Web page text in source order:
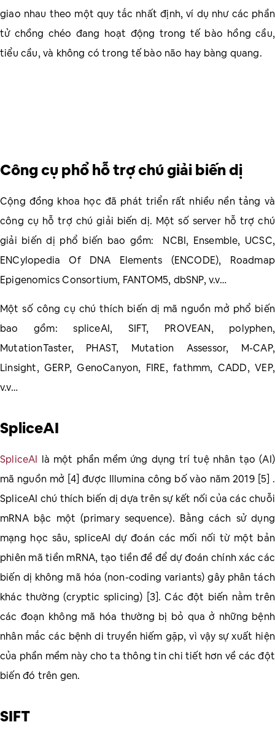
giao nhau theo một quy tắc nhất định, ví dụ như các phần
tử chồng chéo đang hoạt động trong tế bào hồng cầu,
tiểu cầu, và không có trong tế bào não hay bàng quang.
Công cụ phổ hỗ trợ chú giải biến dị
Cộng đồng khoa học đã phát triển rất nhiều nền tảng và
công cụ hỗ trợ chú giải biến dị. Một số server hỗ trợ chú
giải biến dị phổ biến bao gồm: NCBI, Ensemble, UCSC,
ENCylopedia Of DNA Elements (ENCODE), Roadmap
Epigenomics Consortium, FANTOM5, dbSNP, v.v…
Một số công cụ chú thích biến dị mã nguồn mở phổ biến
bao gồm: spliceAI, SIFT, PROVEAN, polyphen,
MutationTaster, PHAST, Mutation Assessor, M-CAP,
Linsight, GERP, GenoCanyon, FIRE, fathmm, CADD, VEP,
v.v…
SpliceAI
SpliceAI là một phần mềm ứng dụng trí tuệ nhân tạo (AI)
mã nguồn mở [4] được Illumina công bố vào năm 2019 [5] .
SpliceAI chú thích biến dị dựa trên sự kết nối của các chuỗi
mRNA bậc một (primary sequence). Bằng cách sử dụng
mạng học sâu, spliceAI dự đoán các mối nối từ một bản
phiên mã tiền mRNA, tạo tiền đề để dự đoán chính xác các
biến dị không mã hóa (non-coding variants) gây phân tách
khác thường (cryptic splicing) [3]. Các đột biến nằm trên
các đoạn không mã hóa thường bị bỏ qua ở những bệnh
nhân mắc các bệnh di truyền hiếm gặp, vì vậy sự xuất hiện
của phần mềm này cho ta thông tin chi tiết hơn về các đột
biến đó trên gen.
SIFT